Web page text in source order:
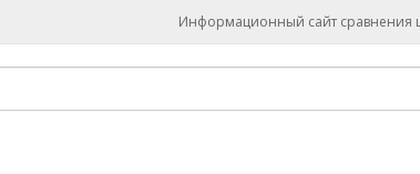
Информационный сайт сравнения